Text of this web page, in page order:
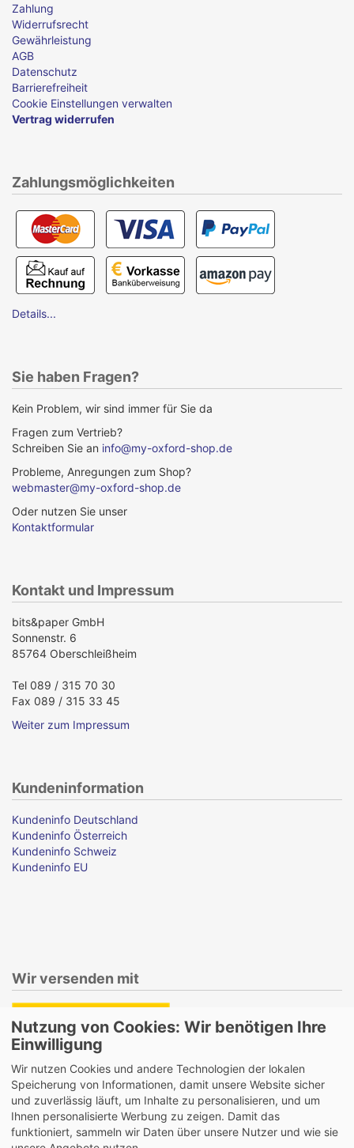
Zahlung
Widerrufsrecht
Gewährleistung
AGB
Datenschutz
Barrierefreiheit
Cookie Einstellungen verwalten
Vertrag widerrufen
Zahlungsmöglichkeiten
Details...
Sie haben Fragen?
Kein Problem, wir sind immer für Sie da
Fragen zum Vertrieb?
Schreiben Sie an info@my-oxford-shop.de
Probleme, Anregungen zum Shop?
webmaster@my-oxford-shop.de
Oder nutzen Sie unser
Kontaktformular
Kontakt und Impressum
bits&paper GmbH
Sonnenstr. 6
85764 Oberschleißheim
Tel 089 / 315 70 30
Fax 089 / 315 33 45
Weiter zum Impressum
Kundeninformation
Kundeninfo Deutschland
Kundeninfo Österreich
Kundeninfo Schweiz
Kundeninfo EU
Wir versenden mit
Lieferung auch an Packstationen und Postfilialen
Samstagszustellung
Nutzung von Cookies: Wir benötigen Ihre
Einwilligung
Wir nutzen Cookies und andere Technologien der lokalen
Speicherung von Informationen, damit unsere Website sicher
und zuverlässig läuft, um Inhalte zu personalisieren, und um
Ihnen personalisierte Werbung zu zeigen. Damit das
funktioniert, sammeln wir Daten über unsere Nutzer und wie sie